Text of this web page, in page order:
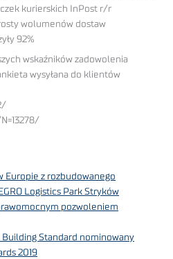
kurierskich InPost r/r
wolumenów dostaw
92%
wskaźników zadowolenia
wysyłana do klientów
Europie z rozbudowanego
Logistics Park Stryków
pozwoleniem
Building Standard nominowany
2019